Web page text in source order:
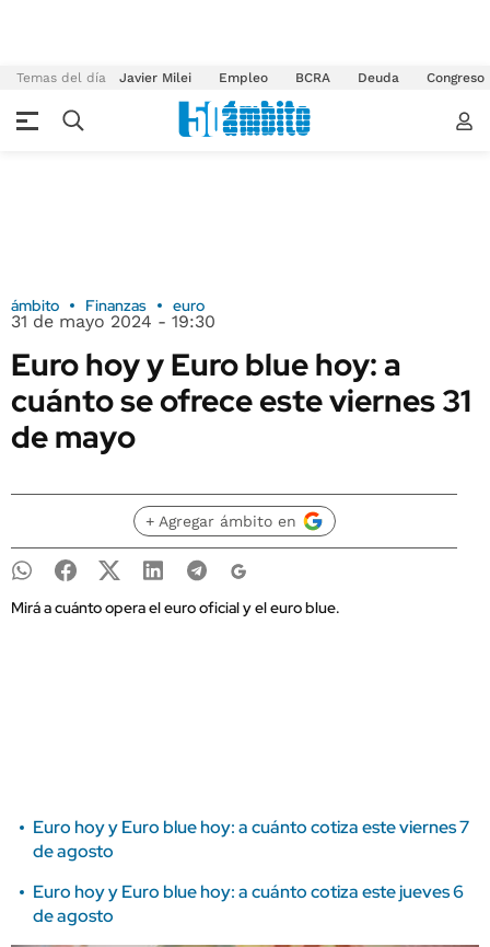
Temas del día Javier Milei Empleo BCRA Deuda Congreso
ámbito Finanzas euro
31 de mayo 2024 - 19:30
Euro hoy y Euro blue hoy: a
cuánto se ofrece este viernes 31
de mayo
+ Agregar ámbito en
Mirá a cuánto opera el euro oficial y el euro blue.
Euro hoy y Euro blue hoy: a cuánto cotiza este viernes 7
de agosto
Euro hoy y Euro blue hoy: a cuánto cotiza este jueves 6
de agosto